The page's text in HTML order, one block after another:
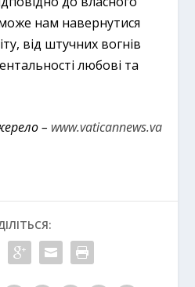
нам навернутися
від штучних вогнів
любові та
– www.vaticannews.va